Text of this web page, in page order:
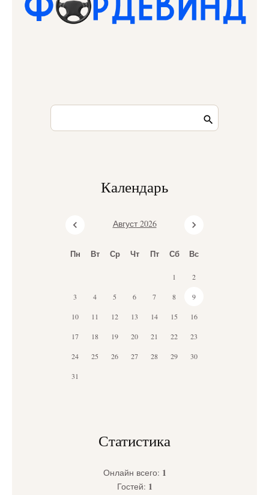
Календарь
Август 2026
Пн Вт Ср Чт Пт Сб Вс
1 2
3 4 5 6 7 8 9
10 11 12 13 14 15 16
17 18 19 20 21 22 23
24 25 26 27 28 29 30
31
Статистика
Онлайн всего: 1
Гостей: 1